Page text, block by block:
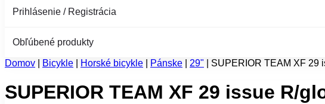
Prihlásenie / Registrácia
Obľúbené produkty
Domov Bicykle Horské bicykle Pánske 29" SUPERIOR TEAM XF 29
SUPERIOR TEAM XF 29 issue R/